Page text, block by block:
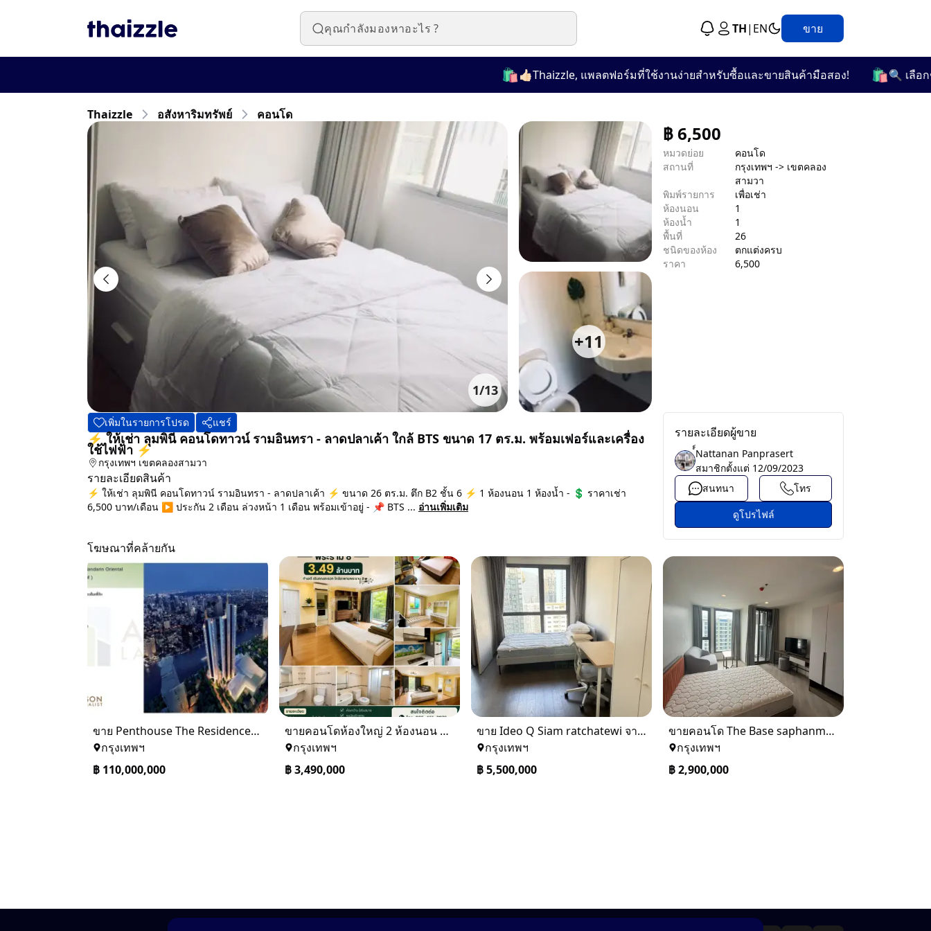
TH| EN ขาย
👍🏻Thaizzle, แพลตฟอร์มที่ใช้งานง่ายสำหรับซื้อและขายสินค้ามือสอง! 🛍️ 🔍 เลือกชมจ
Thaizzle อสังหาริมทรัพย์ คอนโด
1/13
+11
฿6,500
หมวดย่อย
คอนโด
สถานที่
กรุงเทพฯ -> เขตคลอง
สามวา
พิมพ์รายการ
เพื่อเช่า
ห้องนอน
1
ห้องน้ำ
1
พื้นที่
26
ชนิดของห้อง
ตกแต่งครบ
ราคา
6,500
เพิ่มในรายการโปรด แชร์
⚡ ให้เช่า ลุมพินี คอนโดทาวน์ รามอินทรา - ลาดปลาเค้า ใกล้ BTS ขนาด 17 ตร.ม. พร้อมเฟอร์และเครื่อง
ใช้ไฟฟ้า ⚡
กรุงเทพฯ เขตคลองสามวา
รายละเอียดสินค้า
⚡ ให้เช่า ลุมพินี คอนโดทาวน์ รามอินทรา - ลาดปลาเค้า ⚡ ขนาด 26 ตร.ม. ตึก B2 ชั้น 6 ⚡ 1 ห้องนอน 1 ห้องน้ำ - 💲 ราคาเช่า
6,500 บาท/เดือน ▶️ ประกัน 2 เดือน ล่วงหน้า 1 เดือน พร้อมเข้าอยู่ - 📌 BTS ... อ่านเพิ่มเติม
รายละเอียดผู้ขาย
์์Nattanan Panprasert
สมาชิกตั้งแต่ 12/09/2023
สนทนา
โทร
ดูโปรไฟล์
โฆษณาที่คล้ายกัน
ขาย Penthouse The Residences at Mandarin Oriental Bangkok (ICONSIAM)
กรุงเทพฯ
฿ 110,000,000
ขายคอนโดห้องใหญ่ 2 ห้องนอน ทำเลพระราม 8 Lumpini Place Rama VIII
กรุงเทพฯ
฿3,490,000
ขาย Ideo Q Siam ratchatewi จาก BTS ราชเทวี 300 เมตร เจ้าของขายเอง
กรุงเทพฯ
฿5,500,000
ขายคอนโด The Base saphanmai ย่านสะพานใหม่
กรุงเทพฯ
฿2,900,000